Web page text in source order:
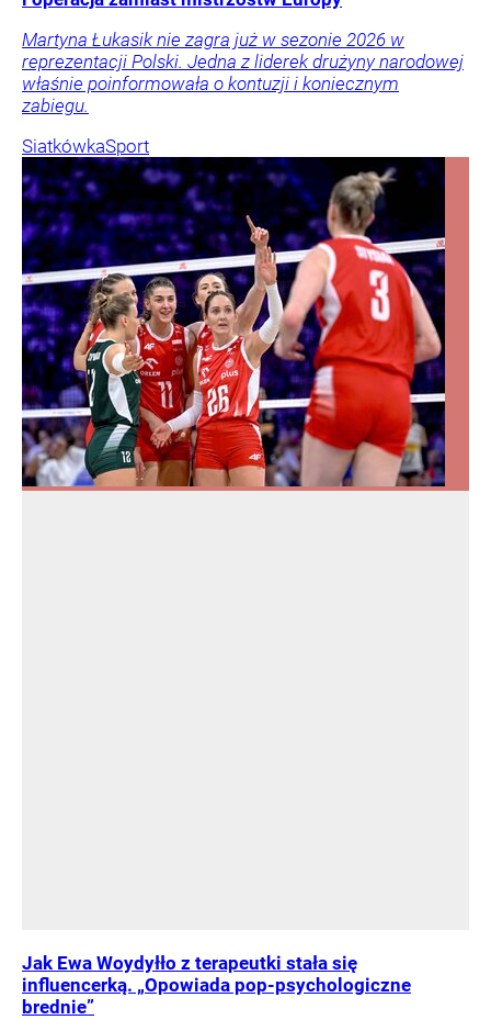
Martyna Łukasik nie zagra już w sezonie 2026 w
reprezentacji Polski. Jedna z liderek drużyny narodowej
właśnie poinformowała o kontuzji i koniecznym
zabiegu.
SiatkówkaSport
Jak Ewa Woydyłło z terapeutki stała się
influencerką. „Opowiada pop-psychologiczne
brednie”